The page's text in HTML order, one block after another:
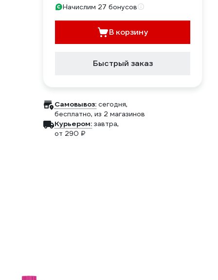
Начислим 27 бонусов
В корзину
Быстрый заказ
Самовывоз: сегодня,
бесплатно, из 2 магазинов
Курьером: завтра,
от 290 ₽